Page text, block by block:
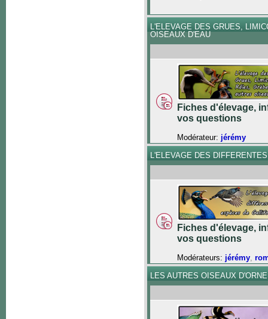
L'ELEVAGE DES GRUES,
OISEAUX D'EAU
Fiches d'élevage,
vos questions
Modérateur: jérémy
L'ELEVAGE DES
Fiches d'élevage,
vos questions
Modérateurs: jérémy,
LES AUTRES OISEAUX